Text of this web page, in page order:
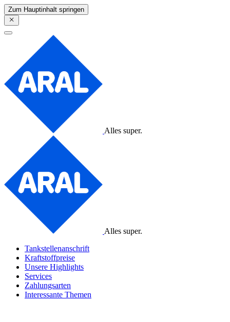
Zum Hauptinhalt springen
Alles super.
Alles super.
Tankstellenanschrift
Kraftstoffpreise
Unsere Highlights
Services
Zahlungsarten
Interessante Themen